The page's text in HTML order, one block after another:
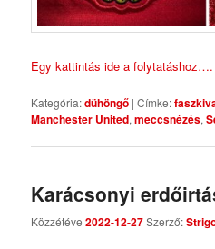
Egy kattintás ide a folytatáshoz….
Kategória:dühöngő |Címke:
Manchester United,meccsnézés,
Karácsonyi
Közzétéve2022-12-27Szerző: